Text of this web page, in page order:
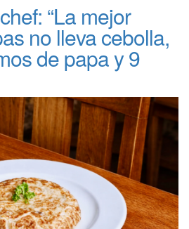
“La mejor
no lleva cebolla,
de papa y 9